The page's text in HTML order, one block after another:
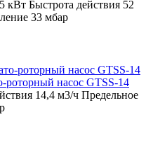
кВт Быстрота действия 52
33 мбар
роторный насос GTSS-14
14,4 м3/ч Предельное